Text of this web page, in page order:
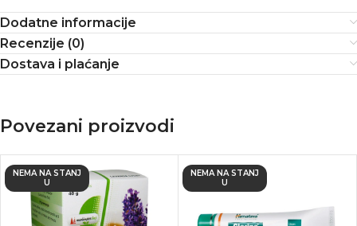
Dodatne informacije
Recenzije (0)
Dostava i plaćanje
Povezani proizvodi
NEMA NA STANJ
U
NEMA NA STANJ
U